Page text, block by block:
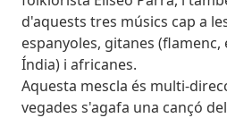
d'aquests tres músics cap a
espanyoles, gitanes (flamenc,
Índia) i africanes.
Aquesta mescla és multi-
vegades s'agafa una cançó